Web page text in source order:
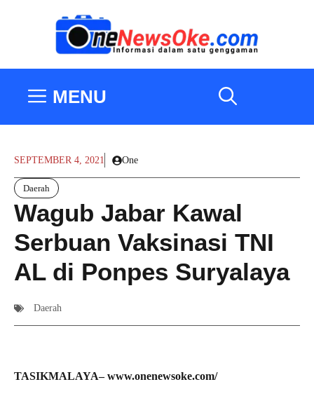
MENU
SEPTEMBER 4, 2021 One
Daerah
Wagub Jabar Kawal
Serbuan Vaksinasi TNI
AL di Ponpes Suryalaya
Daerah
TASIKMALAYA– www.onenewsoke.com/